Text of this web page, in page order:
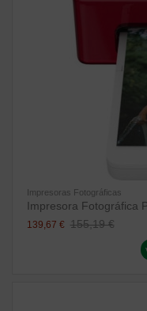
Impresoras Fotográficas
Impresora Fotográfica
139,67 € 155,19 €